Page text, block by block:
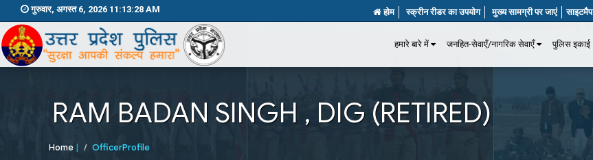
गुरुवार, अगस्त 6, 2026 11:13:29 AM होम स्क्रीन रीडर का उपयोग मुख्य सामग्री पर जाएं साइटमैप
हमारे बारे में जनहित-सेवाएँ/नागरिक सेवाएँ पुलिस इकाई
RAM BADAN SINGH , DIG (RETIRED)
Home | OfficerProfile